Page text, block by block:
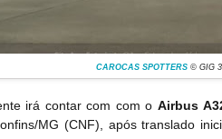
CAROCAS SPOTTERS © GIG
irá contar com com oAirbus
MG (CNF), após translado